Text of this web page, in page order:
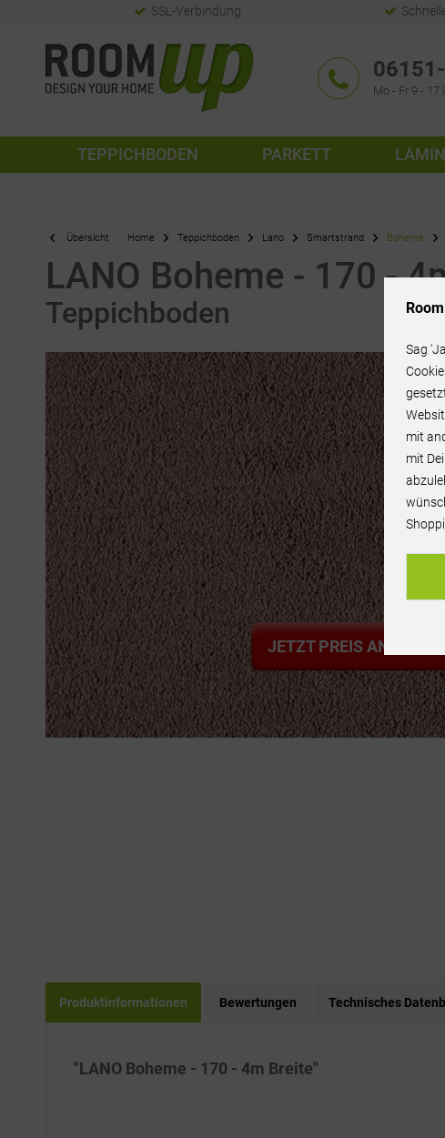
SSL-Verbindung
Mo - Fr 9 - 17
TEPPICHBODEN PARKETT
Übersicht Home Teppichboden Lano Smartstrand Boheme
LANO Boheme - 170 -
Teppichboden
JETZT PREIS ANFRAGEN
Produktinformationen Bewertungen Technisches
"LANO Boheme - 170 - 4m Breite"
Sag
mit
mit